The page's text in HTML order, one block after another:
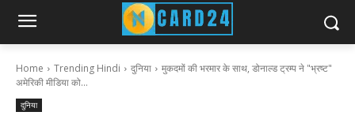
Home Trending Hindi दुनिया
मुकदमों की भरमार के साथ, डोनाल्ड ट्रम्प ने "भ्रष्ट"
अमेरिकी मीडिया को...
दुनिया